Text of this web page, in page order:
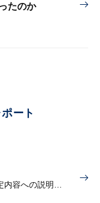
たのか
ート
高市政権はより緩慢な引上げを容認／改定内容への説明責任が焦点